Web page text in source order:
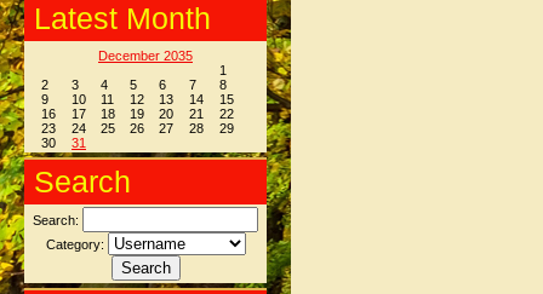
Latest Month
December 2035
1
2
3 4 5 6 7
8
9
10 11 12 13 14
15
16
17 18 19 20 21
22
23
24 25 26 27 28
29
30
31
Search
Search:
Category: